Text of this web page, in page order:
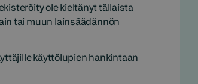
ole kieltänyt tällaista
tai muun lainsäädännön
käyttölupien hankintaan